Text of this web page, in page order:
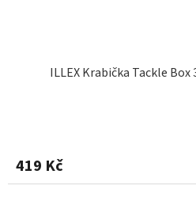
ILLEX Krabička Tackle
419 Kč